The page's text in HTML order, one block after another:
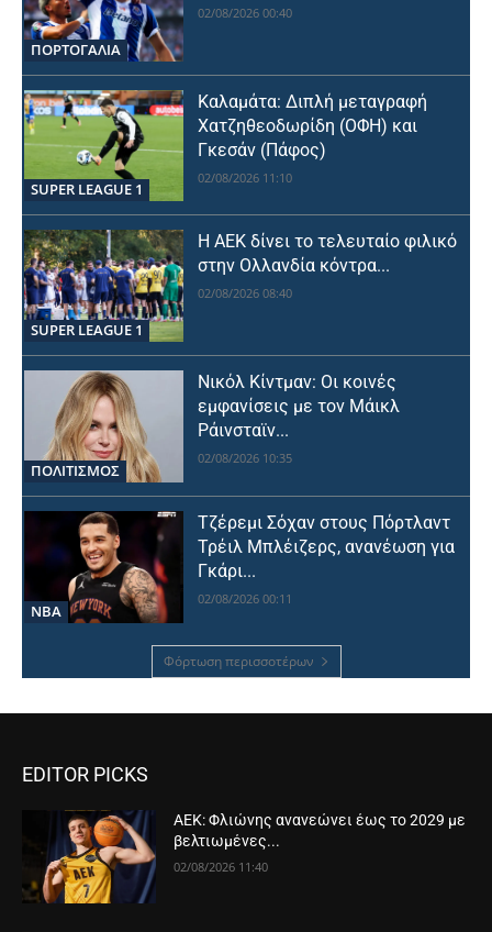
ΠΟΡΤΟΓΑΛΙΑ
02/08/2026 00:40
SUPER LEAGUE 1
Καλαμάτα: Διπλή μεταγραφή
Χατζηθεοδωρίδη (ΟΦΗ) και
Γκεσάν (Πάφος)
02/08/2026 11:10
SUPER LEAGUE 1
Η ΑΕΚ δίνει το τελευταίο φιλικό
στην Ολλανδία κόντρα...
02/08/2026 08:40
ΠΟΛΙΤΙΣΜΟΣ
Νικόλ Κίντμαν: Οι κοινές
εμφανίσεις με τον Μάικλ
Ράινσταϊν...
02/08/2026 10:35
NBA
Τζέρεμι Σόχαν στους Πόρτλαντ
Τρέιλ Μπλέιζερς, ανανέωση για
Γκάρι...
02/08/2026 00:11
Φόρτωση περισσοτέρων
EDITOR PICKS
ΑΕΚ: Φλιώνης ανανεώνει έως το 2029 με
βελτιωμένες...
02/08/2026 11:40